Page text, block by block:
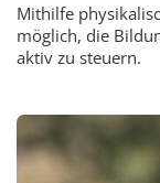
Mithilfe
möglich, die
aktiv zu steuern.